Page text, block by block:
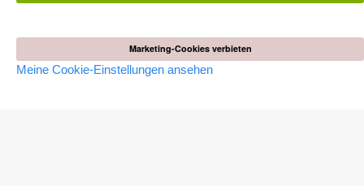
Marketing-Cookies verbieten
Meine Cookie-Einstellungen ansehen
Versandkosten
AGB